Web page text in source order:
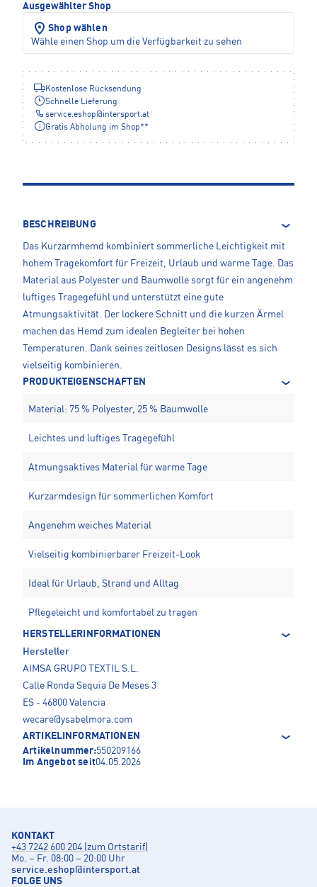
Ausgewählter Shop
Shop wählen
Wähle einen Shop um die Verfügbarkeit zu sehen
Kostenlose Rücksendung
Schnelle Lieferung
service.eshop@intersport.at
Gratis Abholung im Shop**
BESCHREIBUNG
Das Kurzarmhemd kombiniert sommerliche Leichtigkeit mit
hohem Tragekomfort für Freizeit, Urlaub und warme Tage. Das
Material aus Polyester und Baumwolle sorgt für ein angenehm
luftiges Tragegefühl und unterstützt eine gute
Atmungsaktivität. Der lockere Schnitt und die kurzen Ärmel
machen das Hemd zum idealen Begleiter bei hohen
Temperaturen. Dank seines zeitlosen Designs lässt es sich
vielseitig kombinieren.
PRODUKTEIGENSCHAFTEN
Material: 75 % Polyester, 25 % Baumwolle
Leichtes und luftiges Tragegefühl
Atmungsaktives Material für warme Tage
Kurzarmdesign für sommerlichen Komfort
Angenehm weiches Material
Vielseitig kombinierbarer Freizeit-Look
Ideal für Urlaub, Strand und Alltag
Pflegeleicht und komfortabel zu tragen
HERSTELLERINFORMATIONEN
Hersteller
AIMSA GRUPO TEXTIL S.L.
Calle Ronda Sequia De Meses 3
ES - 46800 Valencia
wecare@ysabelmora.com
ARTIKELINFORMATIONEN
Artikelnummer:550209166
Im Angebot seit04.05.2026
KONTAKT
+43 7242 600 204 (zum Ortstarif)
Mo. – Fr. 08:00 – 20:00 Uhr
service.eshop@intersport.at
FOLGE UNS